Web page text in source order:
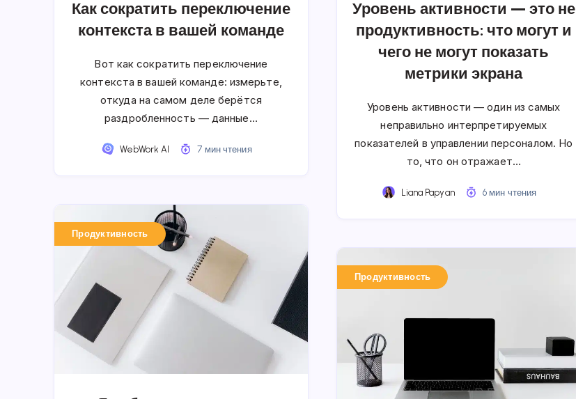
Как сократить переключение
контекста в вашей команде
Вот как сократить переключение
контекста в вашей команде: измерьте,
откуда на самом деле берётся
раздробленность — данные…
WebWork AI 7 мин чтения
Уровень активности — это не
продуктивность: что могут и
чего не могут показать
метрики экрана
Уровень активности — один из самых
неправильно интерпретируемых
показателей в управлении персоналом. Но
то, что он отражает…
Liana Papyan 6 мин чтения
Продуктивность
Продуктивность